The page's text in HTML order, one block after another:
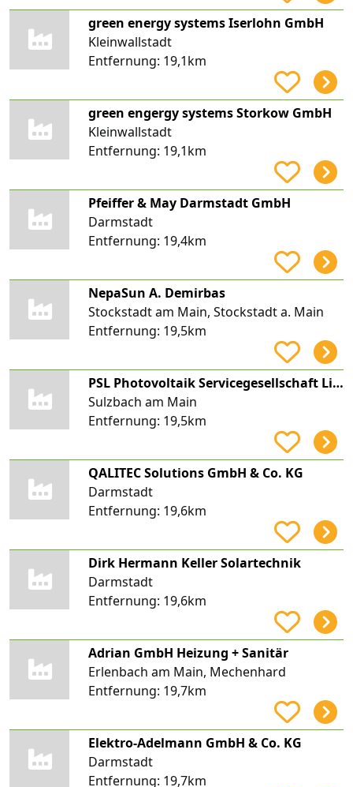
green energy systems Iserlohn GmbH
Kleinwallstadt
Entfernung: 19,1km
green engergy systems Storkow GmbH
Kleinwallstadt
Entfernung: 19,1km
Pfeiffer & May Darmstadt GmbH
Darmstadt
Entfernung: 19,4km
NepaSun A. Demirbas
Stockstadt am Main, Stockstadt a. Main
Entfernung: 19,5km
PSL Photovoltaik Servicegesellschaft Lindner mbH
Sulzbach am Main
Entfernung: 19,5km
QALITEC Solutions GmbH & Co. KG
Darmstadt
Entfernung: 19,6km
Dirk Hermann Keller Solartechnik
Darmstadt
Entfernung: 19,6km
Adrian GmbH Heizung + Sanitär
Erlenbach am Main, Mechenhard
Entfernung: 19,7km
Elektro-Adelmann GmbH & Co. KG
Darmstadt
Entfernung: 19,7km